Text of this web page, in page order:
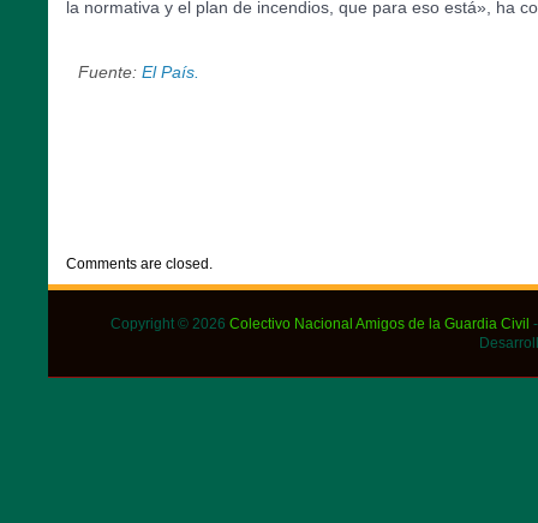
la normativa y el plan de incendios, que para eso está», ha
Fuente: El País.
Comments are closed.
Copyright © 2026 Colectivo Nacional Amigos de la Guardia Civil